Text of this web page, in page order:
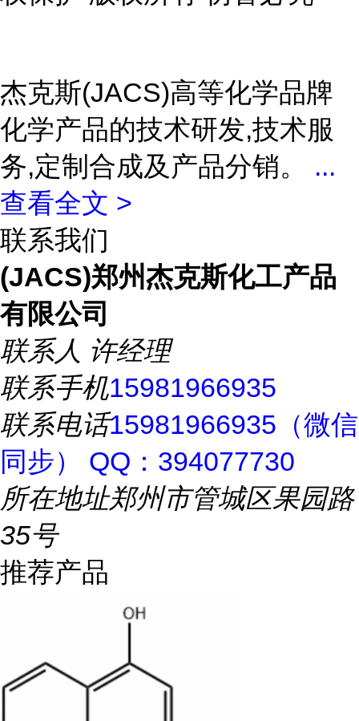
杰克斯(JACS)高等化学品牌
化学产品的技术研发,技术服
务,定制合成及产品分销。 ...
查看全文 >
联系我们
(JACS)郑州杰克斯化工产品
有限公司
联系人 许经理
联系手机15981966935
联系电话15981966935（微信
同步） QQ：394077730
所在地址郑州市管城区果园路
35号
推荐产品